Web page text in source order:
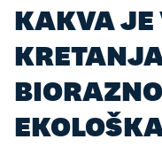
KAKVA JE